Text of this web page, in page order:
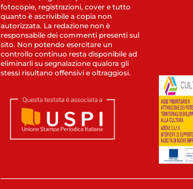
fotocopie, registrazioni, cover e tutto
quanto è ascrivibile a copia non
autorizzata. La redazione non è
responsabile dei commenti presenti sul
sito. Non potendo esercitare un
controllo continuo resta disponibile ad
eliminarli su segnalazione qualora gli
stessi risultano offensivi e oltraggiosi.